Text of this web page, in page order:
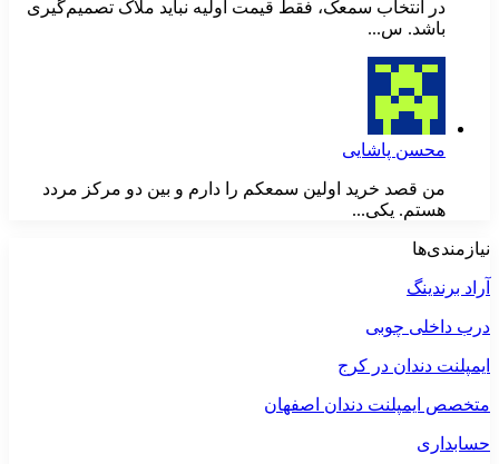
در انتخاب سمعک، فقط قیمت اولیه نباید ملاک تصمیم‌گیری
باشد. س...
محسن پاشایی
من قصد خرید اولین سمعکم را دارم و بین دو مرکز مردد
هستم. یکی...
نیازمندی‌ها
آراد برندینگ
درب داخلی چوبی
ایمپلنت دندان در کرج
متخصص ایمپلنت دندان اصفهان
حسابداری